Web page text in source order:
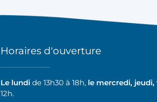
Horaires d'ouverture
Le lundide 13h30 à 18h,le mercredi, jeudi,
12h.